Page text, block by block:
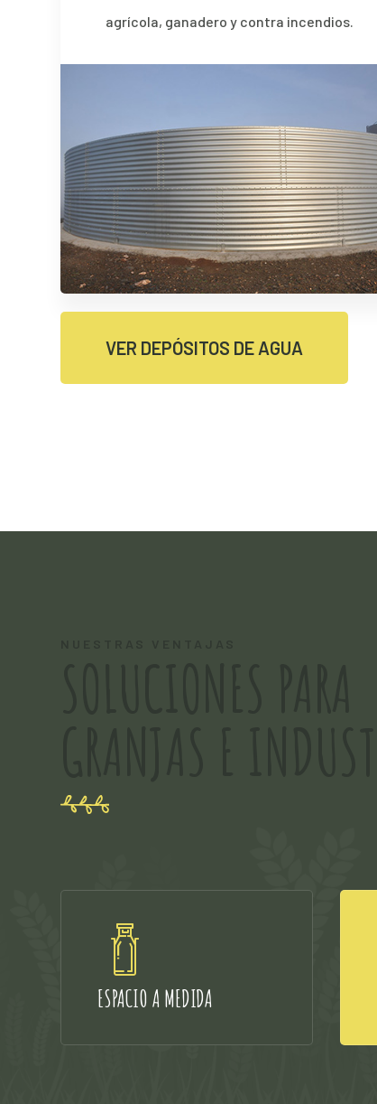
agrícola, ganadero y contra incendios.
VER DEPÓSITOS DE AGUA
ESPACIO A MEDIDA